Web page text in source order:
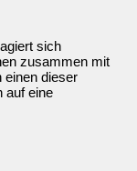
sich
zusammen mit
einen dieser
auf eine